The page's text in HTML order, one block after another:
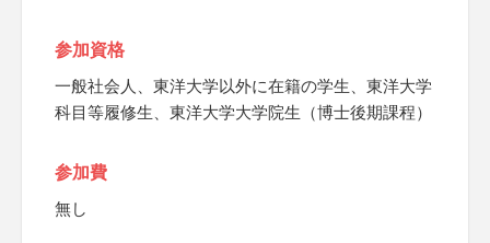
参加資格
一般社会人、東洋大学以外に在籍の学生、東洋大学
科目等履修生、東洋大学大学院生（博士後期課程）
参加費
無し